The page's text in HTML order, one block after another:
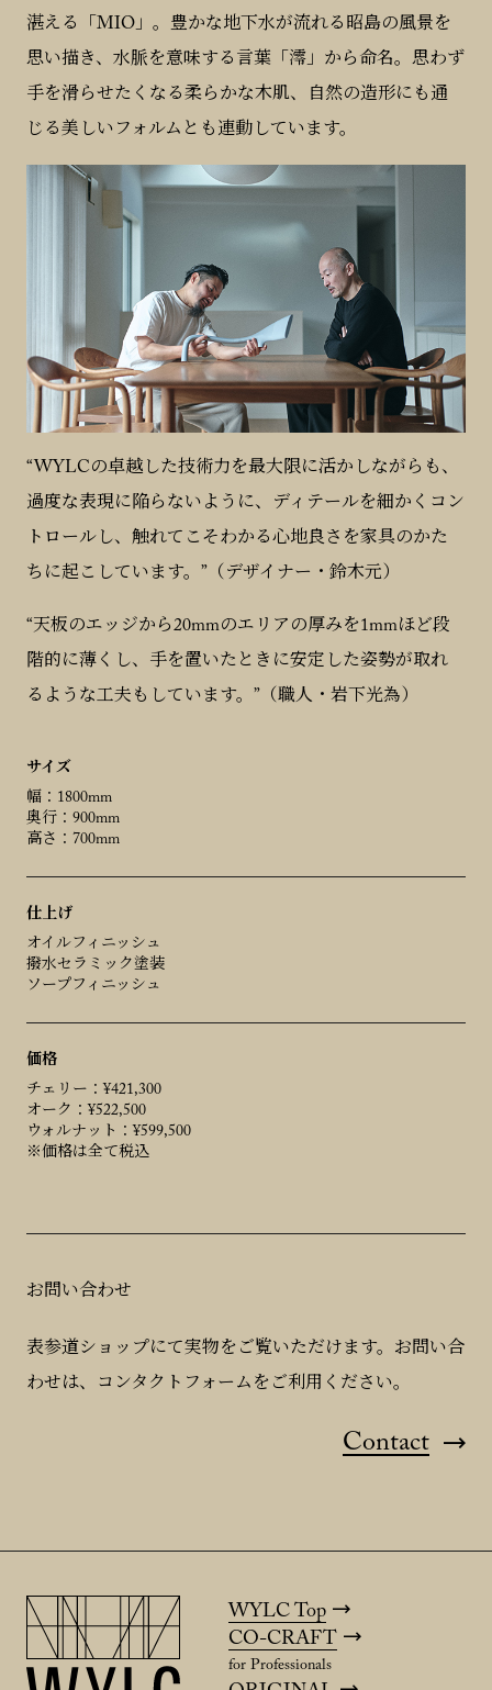
湛える「MIO」。豊かな地下水が流れる昭島の風景を
思い描き、水脈を意味する言葉「澪」から命名。思わず
手を滑らせたくなる柔らかな木肌、自然の造形にも通
じる美しいフォルムとも連動しています。
“WYLCの卓越した技術力を最大限に活かしながらも、
過度な表現に陥らないように、ディテールを細かくコン
トロールし、触れてこそわかる心地良さを家具のかた
ちに起こしています。”（デザイナー・鈴木元）
“天板のエッジから20mmのエリアの厚みを1mmほど段
階的に薄くし、手を置いたときに安定した姿勢が取れ
るような工夫もしています。”（職人・岩下光為）
サイズ
幅：1800mm
奥行：900mm
高さ：700mm
仕上げ
オイルフィニッシュ
撥水セラミック塗装
ソープフィニッシュ
価格
チェリー：¥421,300
オーク：¥522,500
ウォルナット：¥599,500
※価格は全て税込
お問い合わせ
表参道ショップにて実物をご覧いただけます。お問い合
わせは、コンタクトフォームをご利用ください。
Contact
WYLC Top
CO-CRAFT
for Professionals